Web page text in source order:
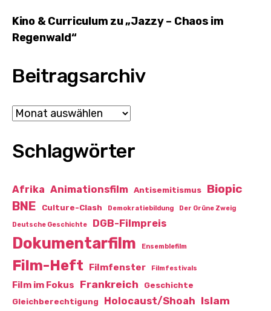
Kino & Curriculum zu „Jazzy – Chaos im
Regenwald“
Beitragsarchiv
Archiv
Schlagwörter
Afrika Animationsfilm Antisemitismus Biopic
BNE Culture-Clash Demokratiebildung Der Grüne Zweig
Deutsche Geschichte DGB-Filmpreis
Dokumentarfilm Ensemblefilm
Film-Heft Filmfenster Filmfestivals
Film im Fokus Frankreich
Geschichte
Gleichberechtigung
Holocaust/Shoah Islam